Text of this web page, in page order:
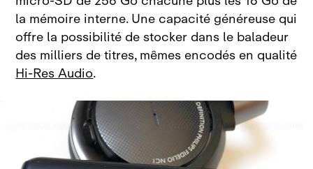
la mémoire interne. Une capacité généreuse qui
offre la possibilité de stocker dans le baladeur
des milliers de titres, mêmes encodés en qualité
Hi‑Res Audio.